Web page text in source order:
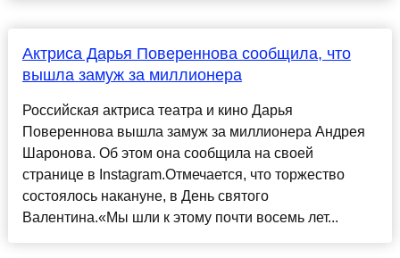
Актриса Дарья Повереннова сообщила, что
вышла замуж за миллионера
Российская актриса театра и кино Дарья
Повереннова вышла замуж за миллионера Андрея
Шаронова. Об этом она сообщила на своей
странице в Instagram.Отмечается, что торжество
состоялось накануне, в День святого
Валентина.«Мы шли к этому почти восемь лет...